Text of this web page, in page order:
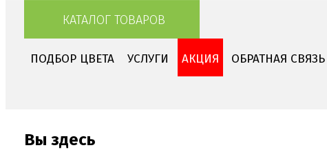
КАТАЛОГ ТОВАРОВ
ПОДБОР ЦВЕТА УСЛУГИ АКЦИЯ ОБРАТНАЯ СВЯЗЬ
Вы здесь